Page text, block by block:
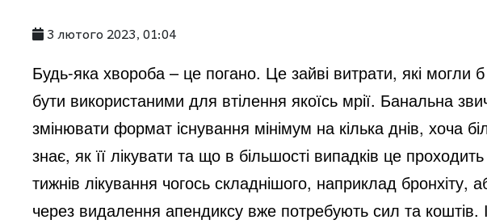
3 лютого 2023, 01:04
Будь-яка хвороба – це погано. Це зайві витрати, які могли
бути використаними для втілення якоїсь мрії. Банальна
змінювати формат існування мінімум на кілька днів, хоча
знає, як її лікувати та що в більшості випадків це
тижнів лікування чогось складнішого, наприклад бронхіту,
через видалення апендиксу вже потребують сил та коштів.